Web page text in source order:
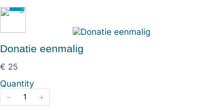
Donatie eenmalig
N
u
€ 25
Quantity